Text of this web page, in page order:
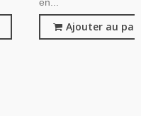
en...
Ajouter au